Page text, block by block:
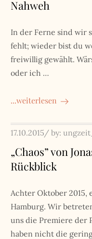
Nahweh
In der Ferne sind wir
fehlt; wieder bist du
freiwillig gewählt.
oder ich …
...weiterlesen
Posted
17.10.2015 by:
„Chaos” von
Rückblick
Achter Oktober 2015,
Hamburg. Wir
uns die Premiere der
haben nicht die